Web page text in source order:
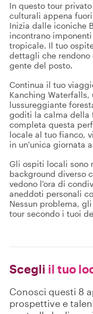
In questo tour
culturali appena
Inizia dalle iconiche
incontrano
tropicale. Il tuo
dettagli che rendono
gente del posto.
Continua il tuo
Kanching
lussureggiante
goditi la calma della
completa questa
locale al tuo fianco,
in un'unica giornata
Gli ospiti locali sono
background diverso
vedono l'ora di
aneddoti personali
Nessun problema,
tour secondo i tuoi
Scegli il tuo
Conosci questi 8
prospettive e